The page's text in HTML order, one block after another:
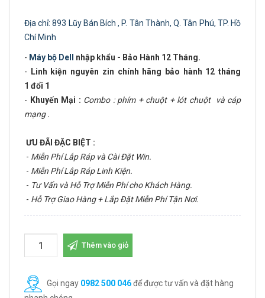
Địa chỉ: 893 Lũy Bán Bích , P. Tân Thành, Q. Tân Phú, TP. Hồ
Chí Minh
- Máy bộ Dell
nhập khẩu - Bảo Hành 12 Tháng.
-
Linh kiện nguyên zin chính hãng bảo hành 12 tháng
1 đổi 1
- Khuyến Mại : Combo : phím + chuột + lót chuột và cáp
mạng .
ƯU ĐÃI ĐẶC BIỆT :
- Miễn Phí Lắp Ráp và Cài Đặt Win.
- Miễn Phí Lắp Ráp Linh Kiện.
- Tư Vấn và Hỗ Trợ Miễn Phí cho Khách Hàng.
- Hỗ Trợ Giao Hàng + Lắp Đặt Miễn Phí Tận Nơi.
Thêm vào giỏ
Gọi ngay 0982 500 046để được tư vấn và đặt hàng